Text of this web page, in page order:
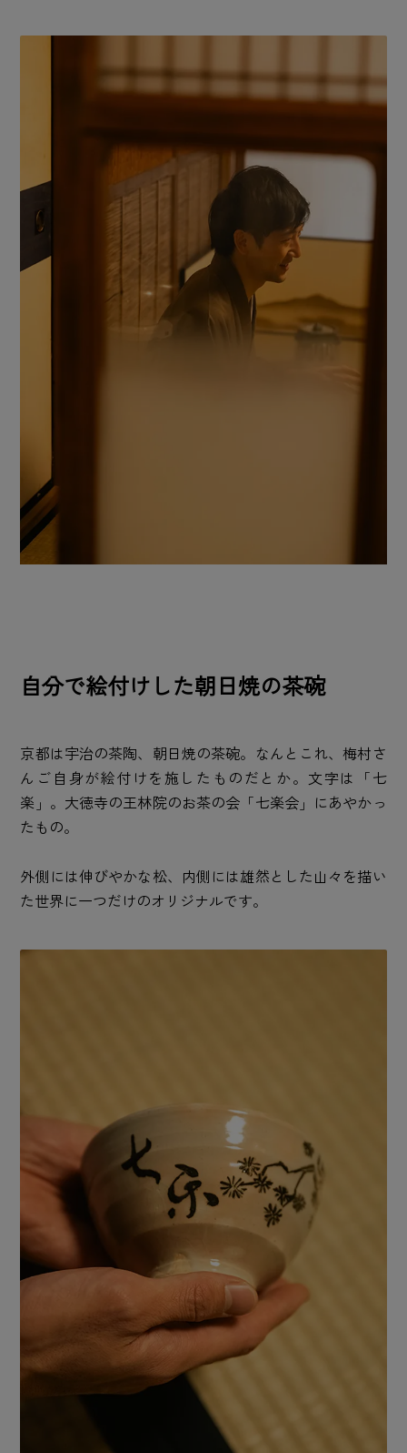
自分で絵付けした朝日焼の茶碗
京都は宇治の茶陶、朝日焼の茶碗。なんとこれ、梅村さ
んご自身が絵付けを施したものだとか。文字は「七
楽」。大徳寺の王林院のお茶の会「七楽会」にあやかっ
たもの。
外側には伸びやかな松、内側には雄然とした山々を描い
た世界に一つだけのオリジナルです。